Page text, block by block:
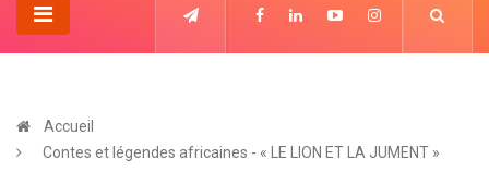
Accueil
Contes et légendes africaines - « LE LION ET LA JUMENT »